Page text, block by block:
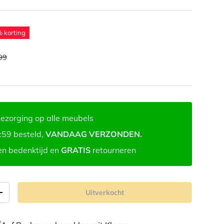
korting
op alle meubels
besteld, VANDAAG VERZONDEN.
bedenktijd enGRATIS retourneren
Uitverkocht